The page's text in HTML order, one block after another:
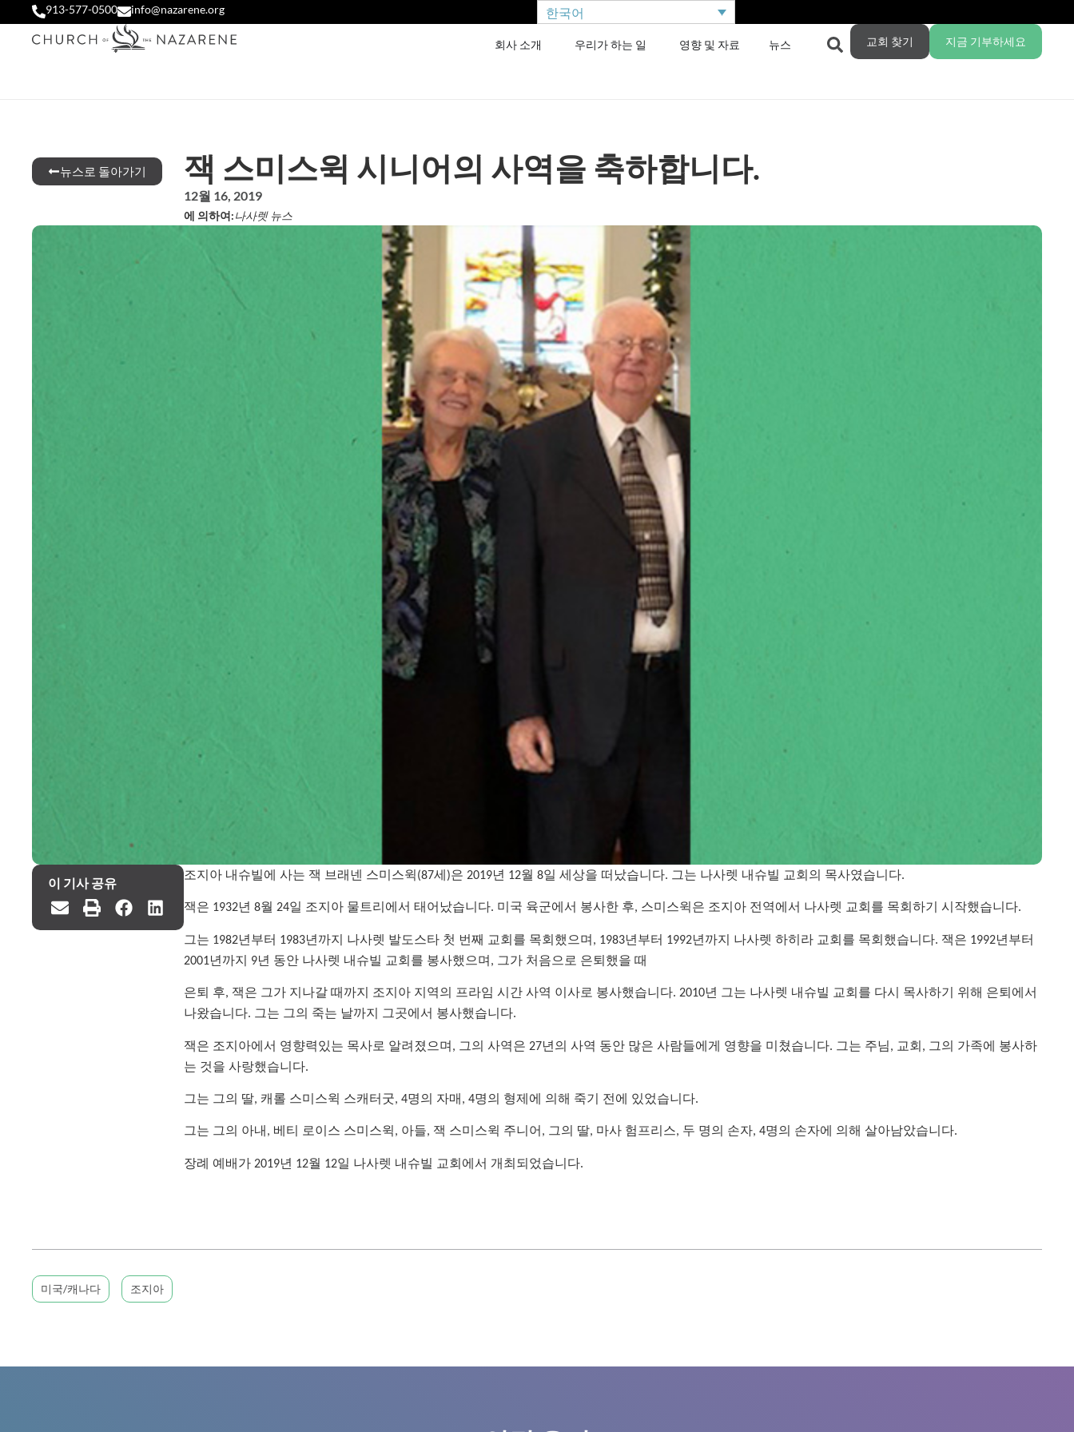
913-577-0500 info@nazarene.org 한국어
회사 소개 우리가 하는 일 영향 및 자료 뉴스 교회 찾기 지금 기부하세요
뉴스로 돌아가기 잭 스미스윅 시니어의 사역을 축하합니다.
12월 16, 2019
에 의하여:나사렛 뉴스
이 기사 공유 조지아 내슈빌에 사는 잭 브래넨 스미스윅(87세)은 2019년 12월 8일 세상을 떠났습니다. 그는 나사렛 내슈빌 교회의 목사였습니다.
잭은 1932년 8월 24일 조지아 물트리에서 태어났습니다. 미국 육군에서 봉사한 후, 스미스윅은 조지아 전역에서 나사렛 교회를 목회하기 시작했습니다.
그는 1982년부터 1983년까지 나사렛 발도스타 첫 번째 교회를 목회했으며, 1983년부터 1992년까지 나사렛 하히라 교회를 목회했습니다. 잭은 1992년부터
2001년까지 9년 동안 나사렛 내슈빌 교회를 봉사했으며, 그가 처음으로 은퇴했을 때
은퇴 후, 잭은 그가 지나갈 때까지 조지아 지역의 프라임 시간 사역 이사로 봉사했습니다. 2010년 그는 나사렛 내슈빌 교회를 다시 목사하기 위해 은퇴에서
나왔습니다. 그는 그의 죽는 날까지 그곳에서 봉사했습니다.
잭은 조지아에서 영향력있는 목사로 알려졌으며, 그의 사역은 27년의 사역 동안 많은 사람들에게 영향을 미쳤습니다. 그는 주님, 교회, 그의 가족에 봉사하
는 것을 사랑했습니다.
그는 그의 딸, 캐롤 스미스윅 스캐터굿, 4명의 자매, 4명의 형제에 의해 죽기 전에 있었습니다.
그는 그의 아내, 베티 로이스 스미스윅, 아들, 잭 스미스윅 주니어, 그의 딸, 마사 험프리스, 두 명의 손자, 4명의 손자에 의해 살아남았습니다.
장례 예배가 2019년 12월 12일 나사렛 내슈빌 교회에서 개최되었습니다.
미국/캐나다 조지아